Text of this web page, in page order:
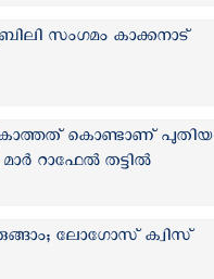
സംഗമം കാക്കനാട്
കൊണ്ടാണ് പുതിയ
റാഫേൽ തട്ടിൽ
ലോഗോസ് ക്വിസ്